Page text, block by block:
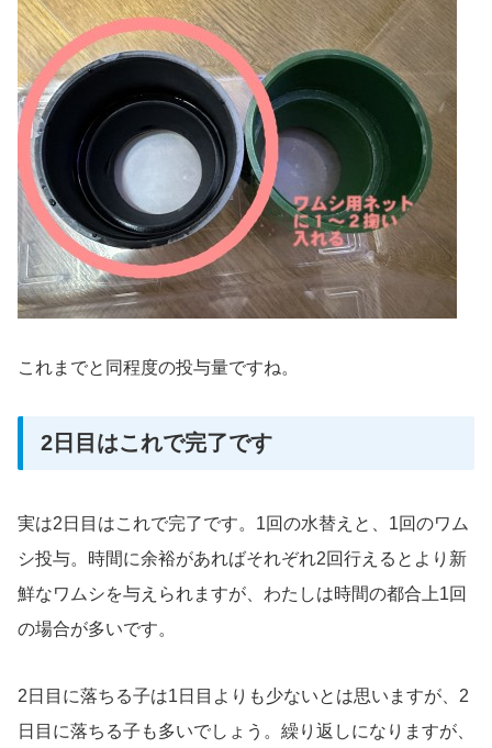
これまでと同程度の投与量ですね。
2日目はこれで完了です
実は2日目はこれで完了です。1回の水替えと、1回のワム
シ投与。時間に余裕があればそれぞれ2回行えるとより新
鮮なワムシを与えられますが、わたしは時間の都合上1回
の場合が多いです。
2日目に落ちる子は1日目よりも少ないとは思いますが、2
日目に落ちる子も多いでしょう。繰り返しになりますが、